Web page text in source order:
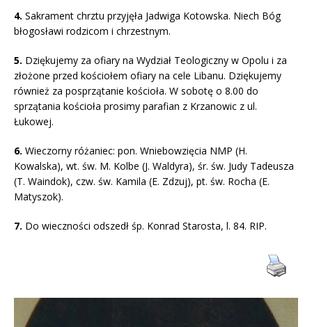
4. Sakrament chrztu przyjęła Jadwiga Kotowska. Niech Bóg
błogosławi rodzicom i chrzestnym.
5. Dziękujemy za ofiary na Wydział Teologiczny w Opolu i za
złożone przed kościołem ofiary na cele Libanu. Dziękujemy
również za posprzątanie kościoła. W sobotę o 8.00 do
sprzątania kościoła prosimy parafian z Krzanowic z ul.
Łukowej.
6. Wieczorny różaniec: pon. Wniebowzięcia NMP (H.
Kowalska), wt. św. M. Kolbe (J. Waldyra), śr. św. Judy Tadeusza
(T. Waindok), czw. św. Kamila (E. Zdzuj), pt. św. Rocha (E.
Matyszok).
7. Do wieczności odszedł śp. Konrad Starosta, l. 84. RIP.